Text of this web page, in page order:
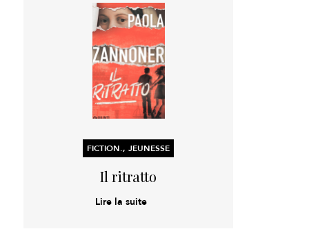
FICTION., JEUNESSE
Il ritratto
Lire la suite